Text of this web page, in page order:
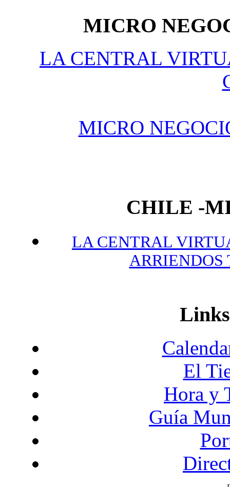
MICRO
LA CENTRAL
MICRO
CHILE -
LA CENTRAL
ARRIENDOS
El
Hora y
Guía